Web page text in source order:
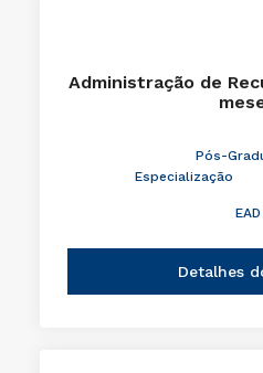
Administração de
Pós-
Especialização
EAD
Detalhes